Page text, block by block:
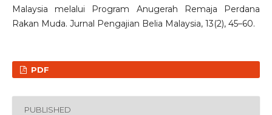
Malaysia melalui Program Anugerah Remaja Perdana
Rakan Muda. Jurnal Pengajian Belia Malaysia, 13(2), 45–60.
PDF
PUBLISHED